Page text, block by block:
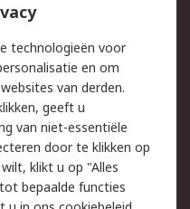
Technisch advies
Email veiligheid
Websitevoorwaarden
technologieën voor
en om
van derden.
geeft u
van niet-essentiële
door te klikken op
klikt u op "Alles
bepaalde functies